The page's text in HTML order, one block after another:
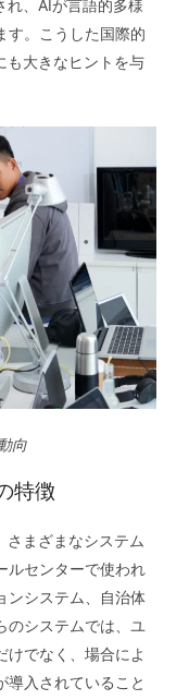
れ、AIが言語的多様
す。こうした国際的
も大きなヒントを与
向
特徴
さまざまなシステム
ルセンターで使われ
ンシステム、自治体
のシステムでは、ユ
けでなく、場合によ
導入されていること